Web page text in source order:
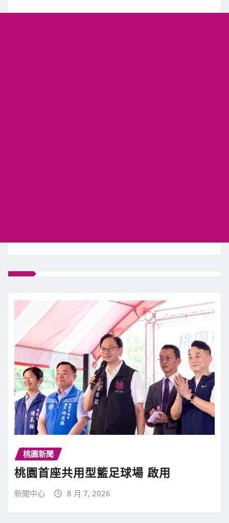
桃園新聞
桃園首座共用型籃足球場 啟用
新聞中心 8 月 7, 2026